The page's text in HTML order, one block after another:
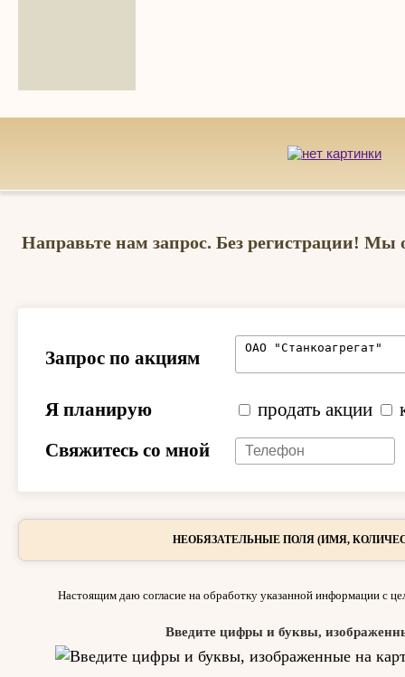
Направьте нам запрос. Без регистрации! Мы
Запрос по акциям
Я планирую продать акции
Свяжитесь со мной
НЕОБЯЗАТЕЛЬНЫЕ ПОЛЯ (ИМЯ,
Настоящим даю согласие на обработку указанной информации с
Введите цифры и буквы,